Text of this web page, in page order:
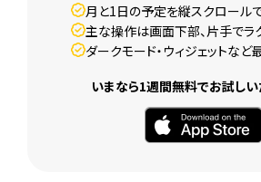
月と1日の予定を縦スクロール
主な操作は画面下部、片手でラ
ダークモード・ウィジェットな
いまなら1週間無料でお試しい